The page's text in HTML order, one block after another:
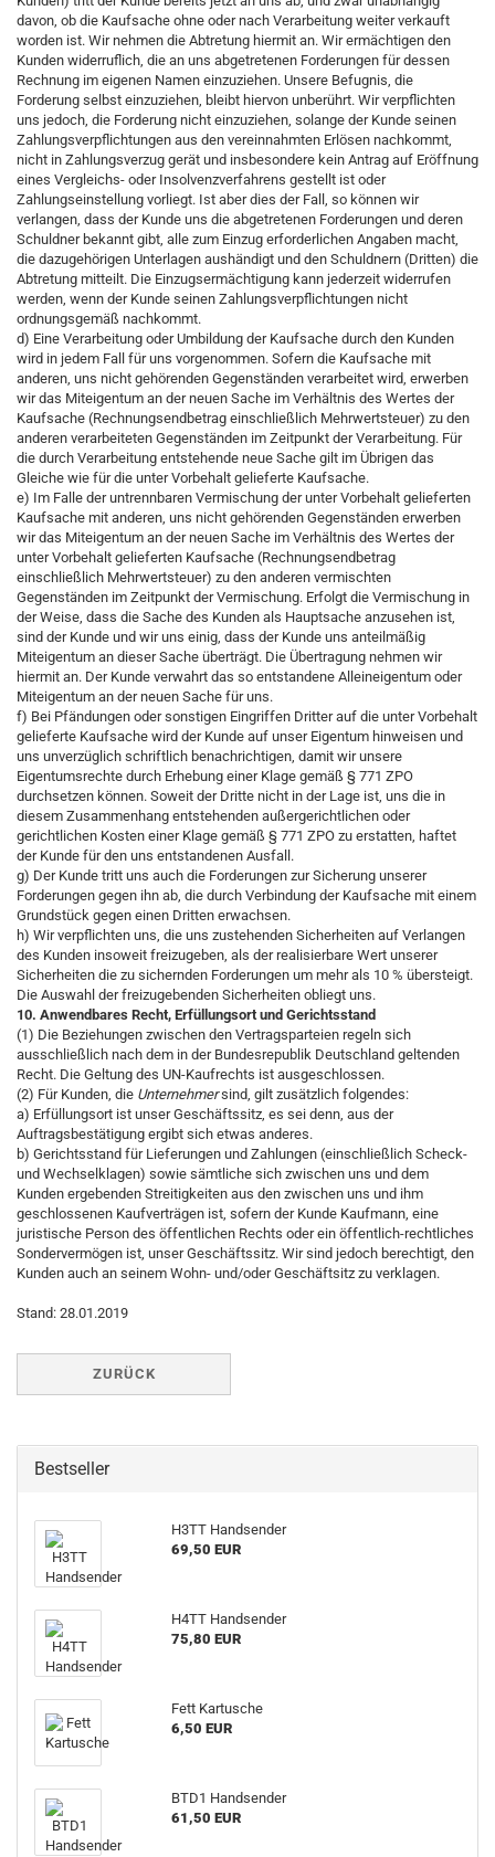
davon, ob die Kaufsache ohne oder nach Verarbeitung weiter verkauft
worden ist. Wir nehmen die Abtretung hiermit an. Wir ermächtigen den
Kunden widerruflich, die an uns abgetretenen Forderungen für dessen
Rechnung im eigenen Namen einzuziehen. Unsere Befugnis, die
Forderung selbst einzuziehen, bleibt hiervon unberührt. Wir verpflichten
uns jedoch, die Forderung nicht einzuziehen, solange der Kunde seinen
Zahlungsverpflichtungen aus den vereinnahmten Erlösen nachkommt,
nicht in Zahlungsverzug gerät und insbesondere kein Antrag auf Eröffnung
eines Vergleichs- oder Insolvenzverfahrens gestellt ist oder
Zahlungseinstellung vorliegt. Ist aber dies der Fall, so können wir
verlangen, dass der Kunde uns die abgetretenen Forderungen und deren
Schuldner bekannt gibt, alle zum Einzug erforderlichen Angaben macht,
die dazugehörigen Unterlagen aushändigt und den Schuldnern (Dritten) die
Abtretung mitteilt. Die Einzugsermächtigung kann jederzeit widerrufen
werden, wenn der Kunde seinen Zahlungsverpflichtungen nicht
ordnungsgemäß nachkommt.
d) Eine Verarbeitung oder Umbildung der Kaufsache durch den Kunden
wird in jedem Fall für uns vorgenommen. Sofern die Kaufsache mit
anderen, uns nicht gehörenden Gegenständen verarbeitet wird, erwerben
wir das Miteigentum an der neuen Sache im Verhältnis des Wertes der
Kaufsache (Rechnungsendbetrag einschließlich Mehrwertsteuer) zu den
anderen verarbeiteten Gegenständen im Zeitpunkt der Verarbeitung. Für
die durch Verarbeitung entstehende neue Sache gilt im Übrigen das
Gleiche wie für die unter Vorbehalt gelieferte Kaufsache.
e) Im Falle der untrennbaren Vermischung der unter Vorbehalt gelieferten
Kaufsache mit anderen, uns nicht gehörenden Gegenständen erwerben
wir das Miteigentum an der neuen Sache im Verhältnis des Wertes der
unter Vorbehalt gelieferten Kaufsache (Rechnungsendbetrag
einschließlich Mehrwertsteuer) zu den anderen vermischten
Gegenständen im Zeitpunkt der Vermischung. Erfolgt die Vermischung in
der Weise, dass die Sache des Kunden als Hauptsache anzusehen ist,
sind der Kunde und wir uns einig, dass der Kunde uns anteilmäßig
Miteigentum an dieser Sache überträgt. Die Übertragung nehmen wir
hiermit an. Der Kunde verwahrt das so entstandene Alleineigentum oder
Miteigentum an der neuen Sache für uns.
f) Bei Pfändungen oder sonstigen Eingriffen Dritter auf die unter Vorbehalt
gelieferte Kaufsache wird der Kunde auf unser Eigentum hinweisen und
uns unverzüglich schriftlich benachrichtigen, damit wir unsere
Eigentumsrechte durch Erhebung einer Klage gemäß § 771 ZPO
durchsetzen können. Soweit der Dritte nicht in der Lage ist, uns die in
diesem Zusammenhang entstehenden außergerichtlichen oder
gerichtlichen Kosten einer Klage gemäß § 771 ZPO zu erstatten, haftet
der Kunde für den uns entstandenen Ausfall.
g) Der Kunde tritt uns auch die Forderungen zur Sicherung unserer
Forderungen gegen ihn ab, die durch Verbindung der Kaufsache mit einem
Grundstück gegen einen Dritten erwachsen.
h) Wir verpflichten uns, die uns zustehenden Sicherheiten auf Verlangen
des Kunden insoweit freizugeben, als der realisierbare Wert unserer
Sicherheiten die zu sichernden Forderungen um mehr als 10 % übersteigt.
Die Auswahl der freizugebenden Sicherheiten obliegt uns.
10. Anwendbares Recht, Erfüllungsort und Gerichtsstand
(1) Die Beziehungen zwischen den Vertragsparteien regeln sich
ausschließlich nach dem in der Bundesrepublik Deutschland geltenden
Recht. Die Geltung des UN-Kaufrechts ist ausgeschlossen.
(2) Für Kunden, die Unternehmersind, gilt zusätzlich folgendes:
a) Erfüllungsort ist unser Geschäftssitz, es sei denn, aus der
Auftragsbestätigung ergibt sich etwas anderes.
b) Gerichtsstand für Lieferungen und Zahlungen (einschließlich Scheck-
und Wechselklagen) sowie sämtliche sich zwischen uns und dem
Kunden ergebenden Streitigkeiten aus den zwischen uns und ihm
geschlossenen Kaufverträgen ist, sofern der Kunde Kaufmann, eine
juristische Person des öffentlichen Rechts oder ein öffentlich-rechtliches
Sondervermögen ist, unser Geschäftssitz. Wir sind jedoch berechtigt, den
Kunden auch an seinem Wohn- und/oder Geschäftsitz zu verklagen.
Stand: 28.01.2019
ZURÜCK
Bestseller
H3TT Handsender
69,50 EUR
H4TT Handsender
75,80 EUR
Fett Kartusche
6,50 EUR
BTD1 Handsender
61,50 EUR